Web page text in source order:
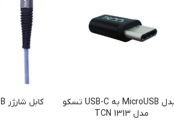
مبدل MicroUSB به USB-C تسکو
مدل TCN 1313